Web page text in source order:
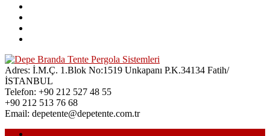
Adres: İ.M.Ç. 1.Blok No:1519 Unkapanı P.K.34134 Fatih/
İSTANBUL
Telefon: +90 212 527 48 55
+90 212 513 76 68
Email: depetente@depetente.com.tr